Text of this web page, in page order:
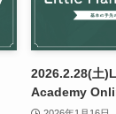
2026.2.28(土
Academy